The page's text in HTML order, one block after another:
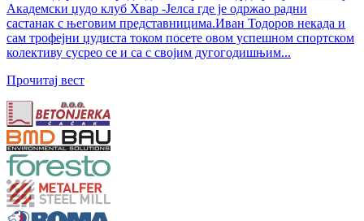
Академски џудо клуб Хвар -Јелса где је одржао радни
састанак с његовим представницима.Иван Тодоров некада и
сам трофејни џудиста током посете овом успешном спортском
колективу сусрео се и са с својим дугогодишњим...
Прочитај вест